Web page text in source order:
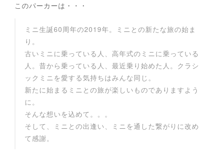
このパーカーは・・・
ミニ生誕60周年の2019年。ミニとの新たな旅の始ま
り。
古いミニに乗っている人、高年式のミニに乗っている
人。昔から乗っている人、最近乗り始めた人。クラシ
ックミニを愛する気持ちはみんな同じ。
新たに始まるミニとの旅が楽しいものでありますよう
に。
そんな想いを込めて。。。
そして、ミニとの出逢い、ミニを通した繋がりに改め
て感謝。